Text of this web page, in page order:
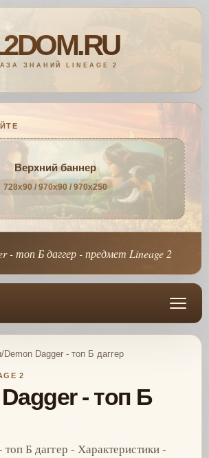
Верхний баннер
728x90 / 970x90 / 970x250
- топ Б даггер - предмет Lineage 2
/Demon Dagger - топ Б даггер
2
- топ Б
Б даггер - Характеристики -